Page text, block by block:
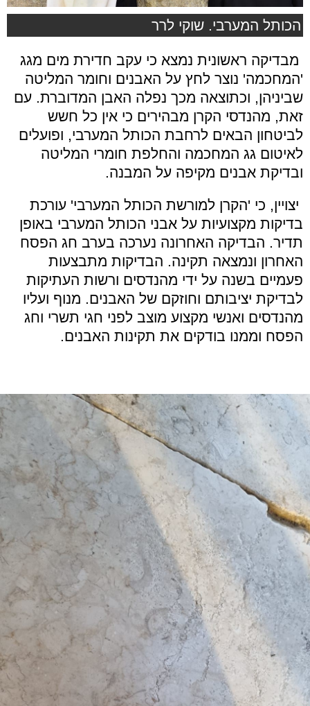
הכותל המערבי. שוקי לרר
מבדיקה ראשונית נמצא כי עקב חדירת מים מגג
'המחכמה' נוצר לחץ על האבנים וחומר המליטה
שביניהן, וכתוצאה מכך נפלה האבן המדוברת. עם
זאת, מהנדסי הקרן מבהירים כי אין כל חשש
לביטחון הבאים לרחבת הכותל המערבי, ופועלים
לאיטום גג המחכמה והחלפת חומרי המליטה
ובדיקת אבנים מקיפה על המבנה.
יצויין, כי 'הקרן למורשת הכותל המערבי' עורכת
בדיקות מקצועיות על אבני הכותל המערבי באופן
תדיר. הבדיקה האחרונה נערכה בערב חג הפסח
האחרון ונמצאה תקינה. הבדיקות מתבצעות
פעמיים בשנה על ידי מהנדסים ורשות העתיקות
לבדיקת יציבותם וחוזקם של האבנים. מנוף ועליו
מהנדסים ואנשי מקצוע מוצב לפני חגי תשרי וחג
הפסח וממנו בודקים את תקינות האבנים.